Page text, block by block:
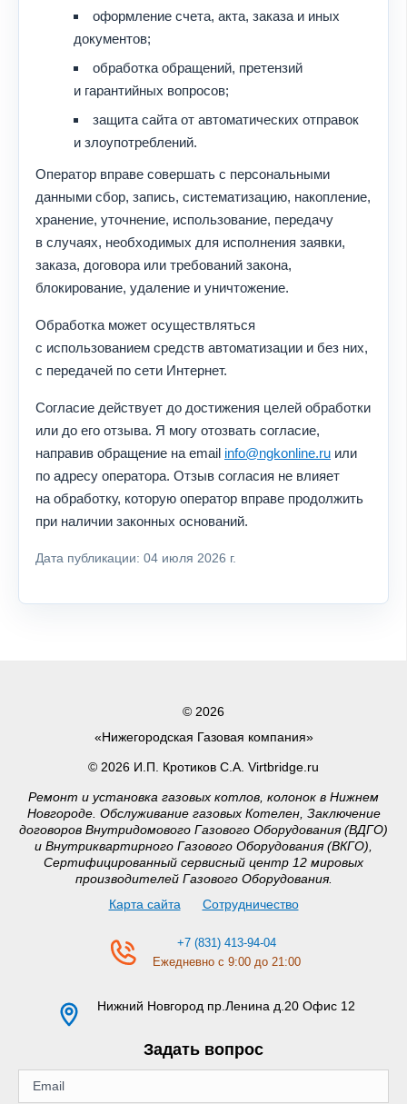
оформление счета, акта, заказа и иных
документов;
обработка обращений, претензий
и гарантийных вопросов;
защита сайта от автоматических отправок
и злоупотреблений.
Оператор вправе совершать с персональными
данными сбор, запись, систематизацию, накопление,
хранение, уточнение, использование, передачу
в случаях, необходимых для исполнения заявки,
заказа, договора или требований закона,
блокирование, удаление и уничтожение.
Обработка может осуществляться
с использованием средств автоматизации и без них,
с передачей по сети Интернет.
Согласие действует до достижения целей обработки
или до его отзыва. Я могу отозвать согласие,
направив обращение на email info@ngkonline.ru или
по адресу оператора. Отзыв согласия не влияет
на обработку, которую оператор вправе продолжить
при наличии законных оснований.
Дата публикации: 04 июля 2026 г.
© 2026
«Нижегородская Газовая компания»
© 2026 И.П. Кротиков С.А. Virtbridge.ru
Ремонт и установка газовых котлов, колонок в Нижнем
Новгороде. Обслуживание газовых Котелен, Заключение
договоров Внутридомового Газового Оборудования (ВДГО)
и Внутриквартирного Газового Оборудования (ВКГО),
Сертифицированный сервисный центр 12 мировых
производителей Газового Оборудования.
Карта сайта
Сотрудничество
+7 (831) 413-94-04
Ежедневно с 9:00 до 21:00
Нижний Новгород пр.Ленина д.20 Офис 12
Задать вопрос